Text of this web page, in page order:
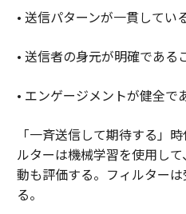
• 送信パターンが一貫してい
• 送信者の身元が明確である
• エンゲージメントが健全で
「一斉送信して期待する」
ルターは機械学習を使用し
動も評価する。フィルター
る。